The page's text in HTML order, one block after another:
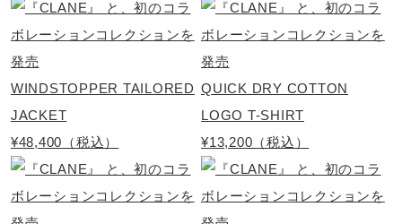
クル素材を使用。
発売シーズン
e
WINDSTOPPER TAILORED
JACKET
¥48,400（税込）
QUICK DRY COTTON
LOGO T-SHIRT
¥13,200（税込）